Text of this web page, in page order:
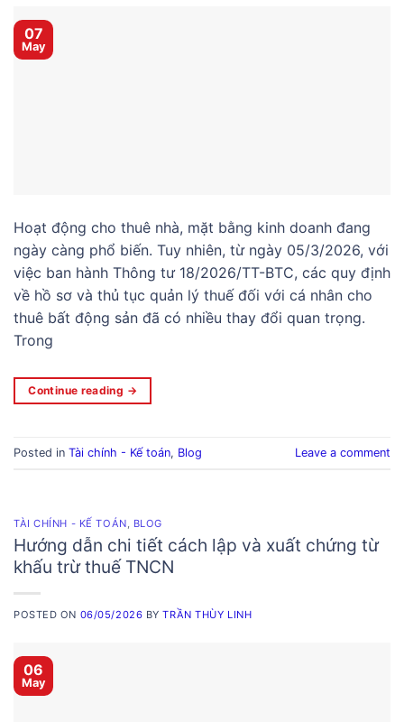
07
May
Hoạt động cho thuê nhà, mặt bằng kinh doanh đang
ngày càng phổ biến. Tuy nhiên, từ ngày 05/3/2026, với
việc ban hành Thông tư 18/2026/TT-BTC, các quy định
về hồ sơ và thủ tục quản lý thuế đối với cá nhân cho
thuê bất động sản đã có nhiều thay đổi quan trọng.
Trong
Continue reading →
Posted in Tài chính - Kế toán, Blog Leave a comment
TÀI CHÍNH - KẾ TOÁN, BLOG
Hướng dẫn chi tiết cách lập và xuất chứng từ
khấu trừ thuế TNCN
POSTED ON 06/05/2026 BYTRẦN THÙY LINH
06
May